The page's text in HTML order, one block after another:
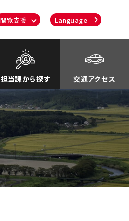
閲覧支援 Language
担当課から探す
交通アクセス